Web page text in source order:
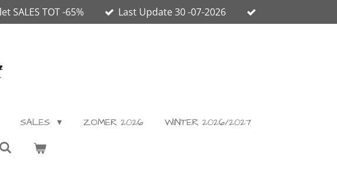
SALES TOT -65% Last Update 30 -07-2026
SALES ZOMER 2026
WINTER 2026/2027